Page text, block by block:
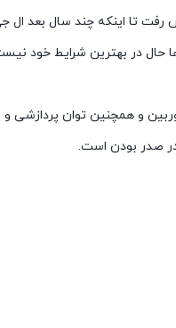
رفت تا اینکه چند سال بعد
حال در بهترین شرایط خود
و همچنین توان پردازشی و
صدر بودن است.